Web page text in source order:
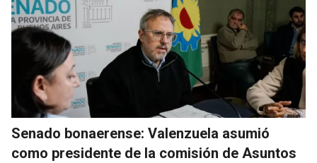
Senado bonaerense: Valenzuela asumió
como presidente de la comisión de Asuntos